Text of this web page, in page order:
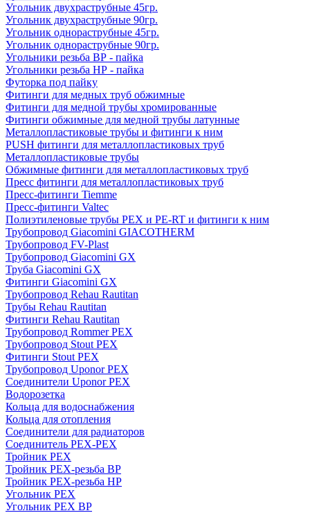
Угольник двухраструбные 45гр.
Угольник двухраструбные 90гр.
Угольник однораструбные 45гр.
Угольник однораструбные 90гр.
Угольники резьба ВР - пайка
Угольники резьба НР - пайка
Футорка под пайку
Фитинги для медных труб обжимные
Фитинги для медной трубы хромированные
Фитинги обжимные для медной трубы латунные
Металлопластиковые трубы и фитинги к ним
PUSH фитинги для металлопластиковых труб
Металлопластиковые трубы
Обжимные фитинги для металлопластиковых труб
Пресс фитинги для металлопластиковых труб
Пресс-фитинги Tiemme
Пресс-фитинги Valtec
Полиэтиленовые трубы PEX и PE-RT и фитинги к ним
Трубопровод Giacomini GIACOTHERM
Трубопровод FV-Plast
Трубопровод Giacomini GX
Труба Giacomini GX
Фитинги Giacomini GX
Трубопровод Rehau Rautitan
Трубы Rehau Rautitan
Фитинги Rehau Rautitan
Трубопровод Rommer PEX
Трубопровод Stout PEX
Фитинги Stout PEX
Трубопровод Uponor PEX
Соединители Uponor PEX
Водорозетка
Кольца для водоснабжения
Кольца для отопления
Соединители для радиаторов
Соединитель PEX-PEX
Тройник PEX
Тройник PEX-резьба ВР
Тройник PEX-резьба НР
Угольник PEX
Угольник PEX ВР